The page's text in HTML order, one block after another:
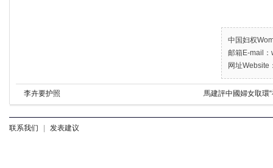
中国妇权
邮箱E-mail
网址Website
李卉要护照 馬建評中國婦女取環
联系我们 | 发表建议